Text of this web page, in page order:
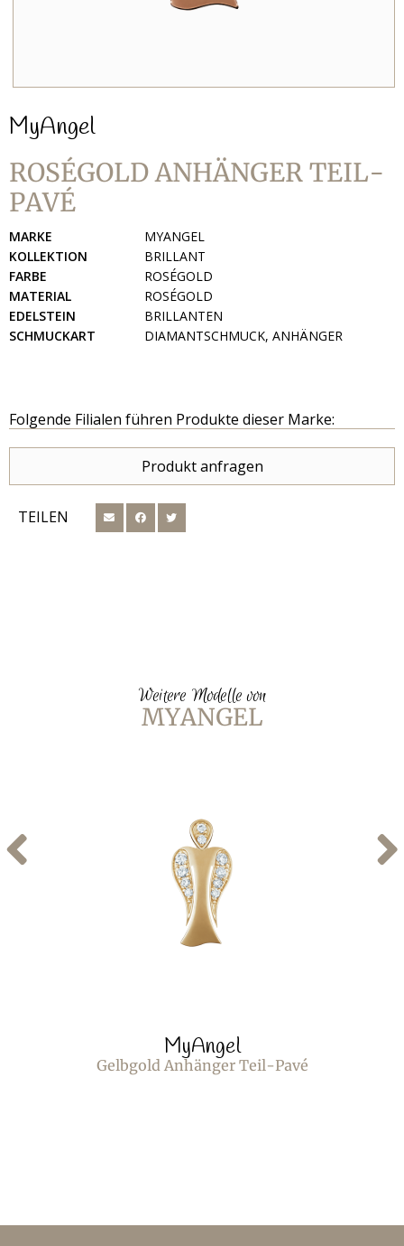
MyAngel
ROSÉGOLD ANHÄNGER TEIL-
PAVÉ
MARKE
MYANGEL
KOLLEKTION
BRILLANT
FARBE
ROSÉGOLD
MATERIAL
ROSÉGOLD
EDELSTEIN
BRILLANTEN
SCHMUCKART
DIAMANTSCHMUCK, ANHÄNGER
Folgende Filialen führen Produkte dieser Marke:
Produkt anfragen
TEILEN
Weitere Modelle von
MYANGEL
MyAngel
Gelbgold Anhänger Teil-Pavé